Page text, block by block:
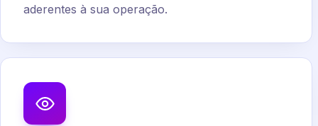
aderentes à sua operação.